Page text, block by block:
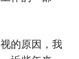
的原因，我